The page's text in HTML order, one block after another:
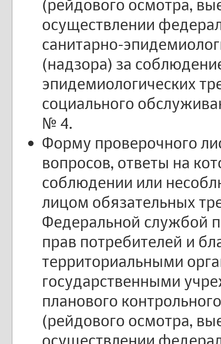
(рейдового осмотра,
осуществлении
санитарно-
(надзора) за
эпидемиологических
социального
№ 4.
Форму проверочного
вопросов, ответы на
соблюдении или
лицом обязательных
Федеральной службой
прав потребителей и
территориальными
государственными
планового
(рейдового осмотра,
осуществлении